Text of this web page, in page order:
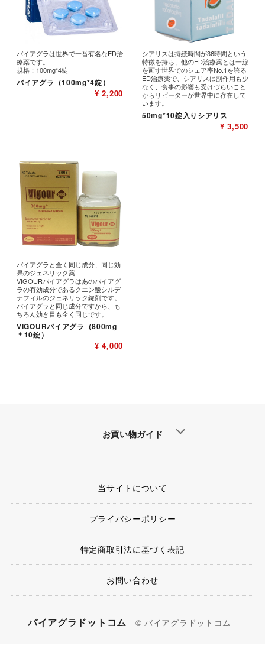
バイアグラは世界で一番有名なED治
療薬です。
規格：100mg*4錠
バイアグラ（100mg*4錠）
¥ 2,200
シアリスは持続時間が36時間という
特徴を持ち、他のED治療薬とは一線
を画す世界でのシェア率No.1を誇る
ED治療薬で、シアリスは副作用も少
なく、食事の影響も受けづらいこと
からリピーターが世界中に存在して
います。
50mg*10錠入りシアリス
¥ 3,500
バイアグラと全く同じ成分、同じ効
果のジェネリック薬
VIGOURバイアグラはあのバイアグ
ラの有効成分であるクエン酸シルデ
ナフィルのジェネリック錠剤です。
バイアグラと同じ成分ですから、も
ちろん効き目も全く同じです。
VIGOURバイアグラ（800mg
＊10錠）
¥ 4,000
お買い物ガイド
当サイトについて
プライバシーポリシー
特定商取引法に基づく表記
お問い合わせ
バイアグラドットコム © バイアグラドットコム